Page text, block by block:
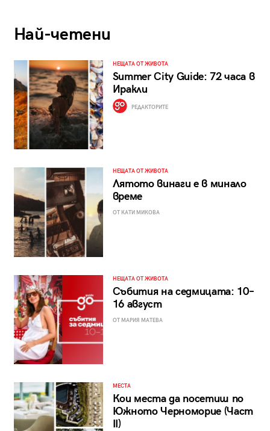
Най-четени
НЕЩАТА ОТ ЖИВОТА
Summer City Guide: 72 часа в
Иракли
РЕДАКТОРИТЕ
НЕЩАТА ОТ ЖИВОТА
Лятото винаги е в минало
време
ОТ КАТИ МИКОВА
НЕЩАТА ОТ ЖИВОТА
Събития на седмицата: 10–
16 август
ОТ МАРИЯ МАТЕВА
МЕСТА
Кои места да посетиш по
Южното Черноморие (Част
II)